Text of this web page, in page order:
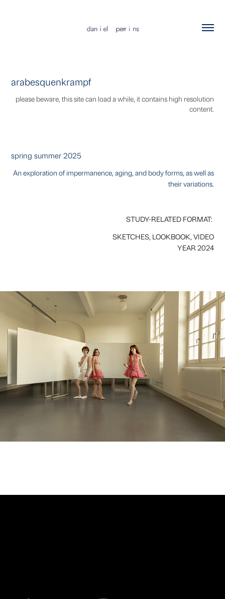
arabesquenkrampf
please beware, this site can load a while, it contains high resolution
content.
spring summer 2025
An exploration of impermanence, aging, and body forms, as well as
their variations.
STUDY-RELATED FORMAT:
SKETCHES, LOOKBOOK, VIDEO
YEAR 2024